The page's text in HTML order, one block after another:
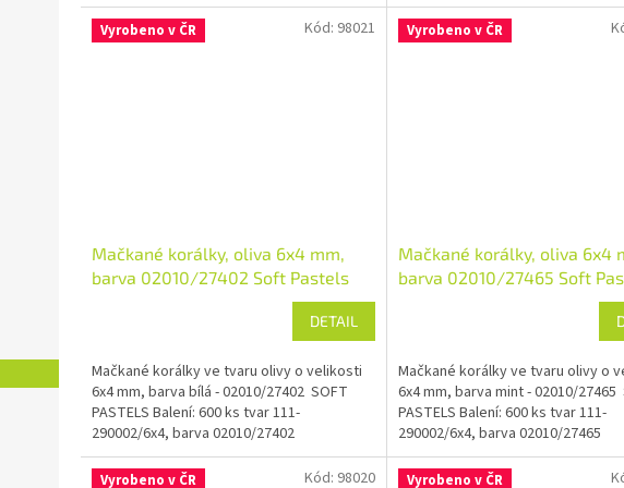
Vyrobeno v ČR
Mačkané korálky, oliva 6x4 mm,
barva 02010/27402 Soft Pastels
DETAIL
Mačkané korálky ve tvaru olivy o velikosti
6x4 mm, barva bílá - 02010/27402 SOFT
PASTELS Balení: 600 ks tvar 111-
290002/6x4, barva 02010/27402
Kód: 98021 Vyrobeno v ČR
Mačkané korálky, oliva 6x4
barva 02010/27465 Soft
Mačkané korálky ve tvaru olivy o
6x4 mm, barva mint - 02010/27465
PASTELS Balení: 600 ks tvar 111-
290002/6x4, barva 02010/27465
Vyrobeno v ČR Kód: 98020 Vyrobeno v ČR